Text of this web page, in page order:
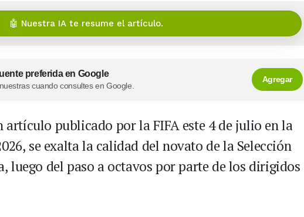
🤖 Nuestra IA te resume el artículo.
preferida en Google
cuando consultes en Google.
Agregar
artículo publicado por la FIFA este 4 de julio en la
se exalta la calidad del novato de la Selección
luego del paso a octavos por parte de los dirigidos